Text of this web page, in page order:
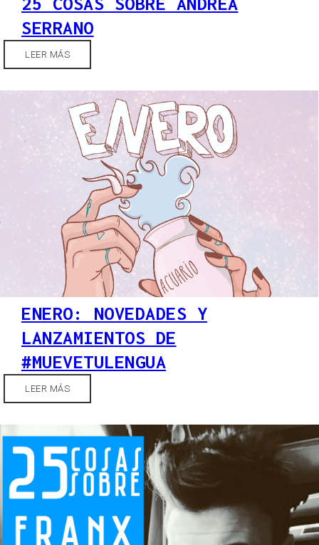
SERRANO
LEER MÁS
ENERO: NOVEDADES Y
LANZAMIENTOS DE
#MUEVETULENGUA
LEER MÁS